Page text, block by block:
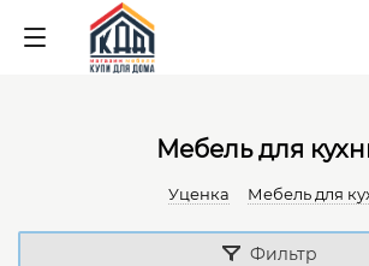
Мебель для
Уценка Мебель для
Фильтр